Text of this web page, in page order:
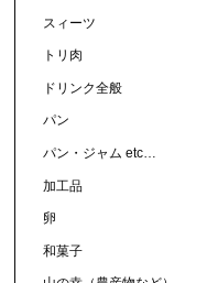
スィーツ
トリ肉
ドリンク全般
パン
パン・ジャム etc…
加工品
卵
和菓子